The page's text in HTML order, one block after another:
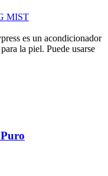
MIST
es un acondicionador
la piel. Puede usarse